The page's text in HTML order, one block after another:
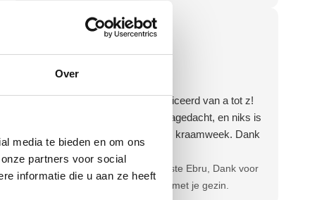
Over
media te bieden en om ons
partners voor social
informatie die u aan ze heeft
Team Bevallingsbaden
Ebru Goktas
4 dagen geleden
Alles wordt duidelijk gecommuniceerd van a tot z!
Zelfs over het retourproces is nagedacht, en niks is
fijner dan ontzorgd worden in de kraamweek. Dank
Beste Ebru, Dank voor
je positieve review! Veel geluk met je gezin.